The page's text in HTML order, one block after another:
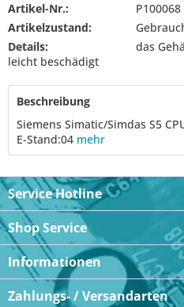
Artikel-Nr.:
P100068
Artikelzustand:
Details:
das
leicht beschädigt
Beschreibung
Siemens Simatic/Simdas S5
E-Stand:04 mehr
Service Hotline
Shop Service
Informationen
Zahlungs- / Versandarten